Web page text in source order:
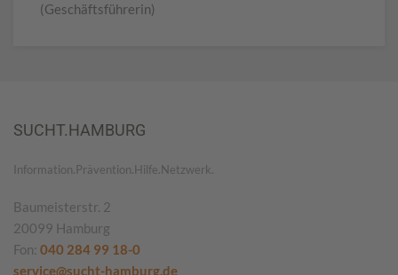
(Geschäftsführerin)
SUCHT.HAMBURG
Information.Prävention.Hilfe.Netzwerk.
Baumeisterstr. 2
20099 Hamburg
Fon: 040 284 99 18-0
service@sucht-hamburg.de